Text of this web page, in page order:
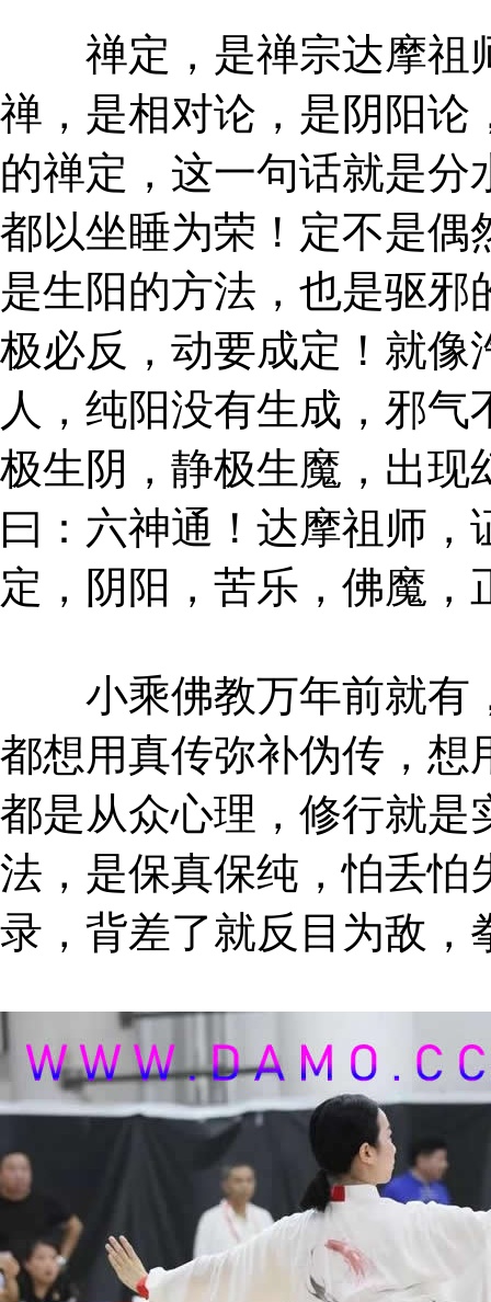
禅定，是禅宗达摩祖
禅，是相对论，是阴阳论
的禅定，这一句话就是
都以坐睡为荣！定不是偶
是生阳的方法，也是驱
极必反，动要成定！就像
人，纯阳没有生成，邪
极生阴，静极生魔，出现
曰：六神通！达摩祖师
定，阴阳，苦乐，佛魔
小乘佛教万年前就有
都想用真传弥补伪传，想
都是从众心理，修行就是
法，是保真保纯，怕丢怕
录，背差了就反目为敌，